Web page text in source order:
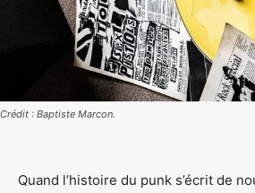
Crédit : Baptiste Marcon.
Quand l’histoire du punk s’écrit de